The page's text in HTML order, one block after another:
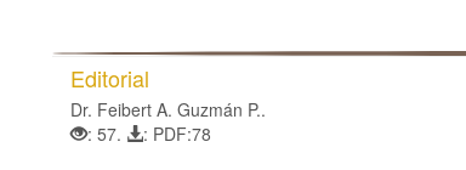
Editorial
Dr. Feibert A. Guzmán P..
: 57.
: PDF:78